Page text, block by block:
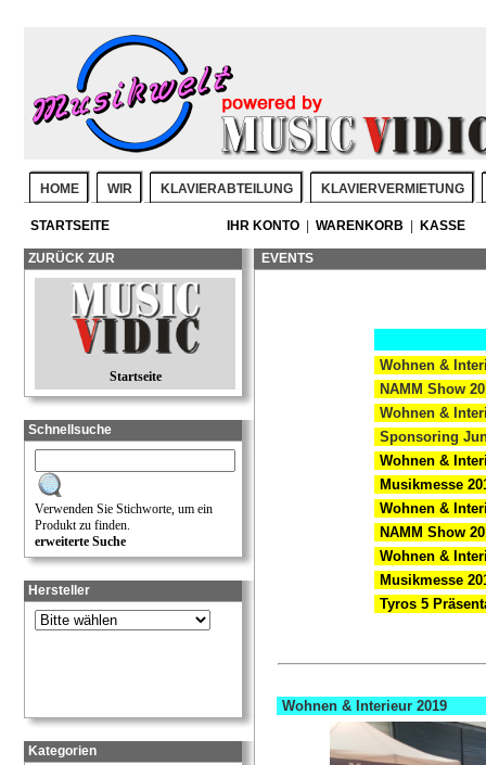
HOME WIR KLAVIERABTEILUNG KLAVIERVERMIETUNG
STARTSEITE IHR KONTO WARENKORB KASSE
ZURÜCK ZUR
Startseite
Schnellsuche
Verwenden Sie Stichworte, um ein
Produkt zu finden.
erweiterte Suche
Hersteller
Kategorien
EVENTS
Wohnen &
NAMM Show
Wohnen &
Sponsoring
Wohnen &
Musikmesse
Wohnen &
NAMM Show
Wohnen &
Musikmesse
Tyros 5
Wohnen & Interieur 2019